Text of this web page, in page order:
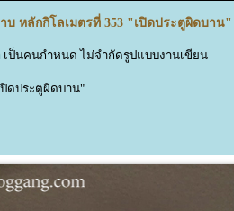
บ หลักกิโลเมตรที่ 353 "เปิดประตูผิดบาน"
เป็นคนกำหนด ไม่จำกัดรูปแบบงานเขียน
ดประตูผิดบาน"